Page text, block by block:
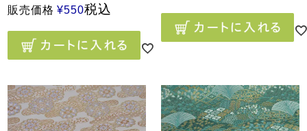
販売価格 ¥550税込